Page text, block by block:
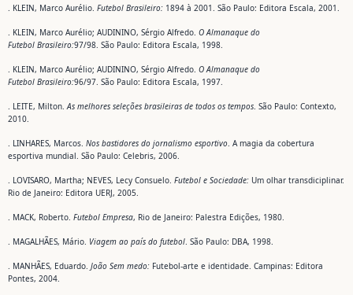
. KLEIN, Marco Aurélio. Futebol Brasileiro: 1894 à 2001. São Paulo: Editora Escala, 2001.
. KLEIN, Marco Aurélio; AUDININO, Sérgio Alfredo. O Almanaque do
Futebol Brasileiro:97/98. São Paulo: Editora Escala, 1998.
. KLEIN, Marco Aurélio; AUDININO, Sérgio Alfredo. O Almanaque do
Futebol Brasileiro:96/97. São Paulo: Editora Escala, 1997.
. LEITE, Milton.As melhores seleções brasileiras de todos os tempos. São Paulo: Contexto,
2010.
. LINHARES, Marcos. Nos bastidores do jornalismo esportivo. A magia da cobertura
esportiva mundial. São Paulo: Celebris, 2006.
. LOVISARO, Martha; NEVES, Lecy Consuelo. Futebol e Sociedade: Um olhar transdiciplinar.
Rio de Janeiro: Editora UERJ, 2005.
. MACK, Roberto. Futebol Empresa, Rio de Janeiro: Palestra Edições, 1980.
. MAGALHÃES, Mário. Viagem ao país do futebol. São Paulo: DBA, 1998.
. MANHÃES, Eduardo. João Sem medo: Futebol-arte e identidade. Campinas: Editora
Pontes, 2004.